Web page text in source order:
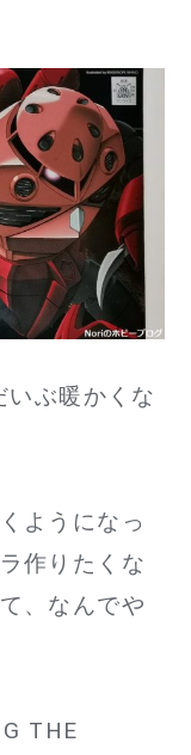
ぶ暖かくな
ようになっ
作りたくな
、なんでや
THE